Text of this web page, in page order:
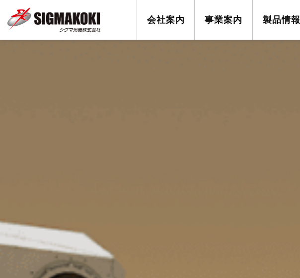
会社案内 事業案内 製品情報